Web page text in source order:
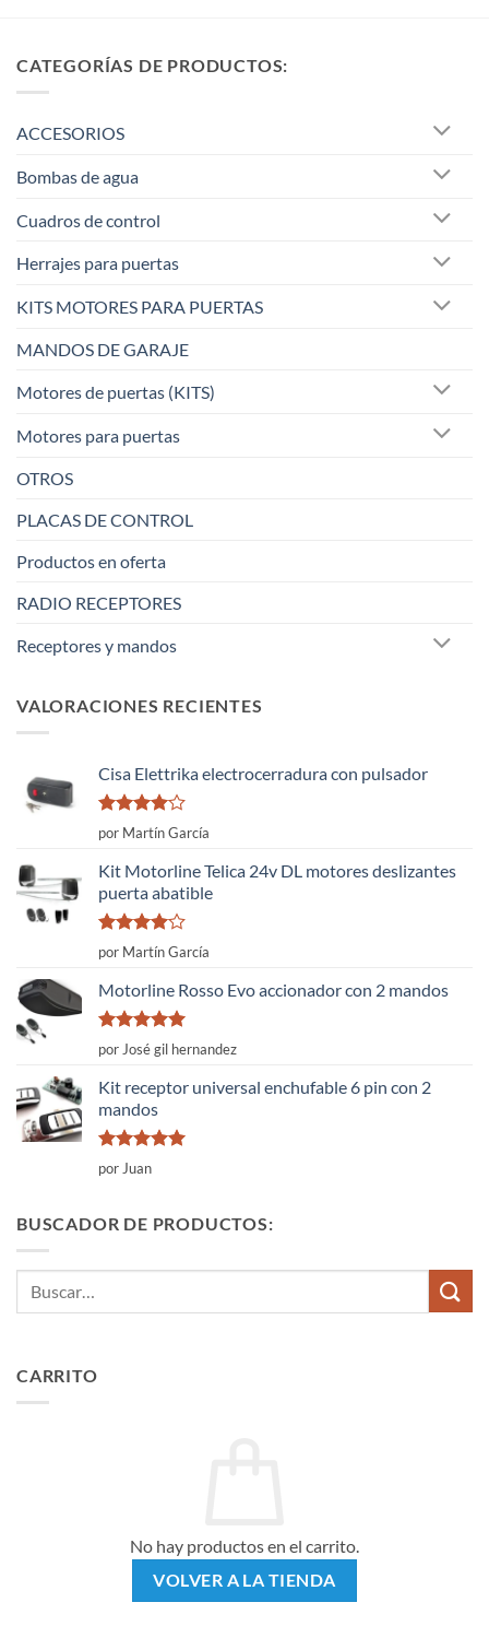
CATEGORÍAS DE PRODUCTOS:
ACCESORIOS
Bombas de agua
Cuadros de control
Herrajes para puertas
KITS MOTORES PARA PUERTAS
MANDOS DE GARAJE
Motores de puertas (KITS)
Motores para puertas
OTROS
PLACAS DE CONTROL
Productos en oferta
RADIO RECEPTORES
Receptores y mandos
VALORACIONES RECIENTES
Cisa Elettrika electrocerradura con pulsador
Valorado
con
5
por Martín García
Kit Motorline Telica 24v DL motores deslizantes
puerta abatible
Valorado
con
5
por Martín García
Motorline Rosso Evo accionador con 2 mandos
Valorado
con
de 5
por José gil hernandez
Kit receptor universal enchufable 6 pin con 2
mandos
Valorado
con
por Juan
BUSCADOR DE PRODUCTOS:
CARRITO
No hay productos en el carrito.
VOLVER A LA TIENDA